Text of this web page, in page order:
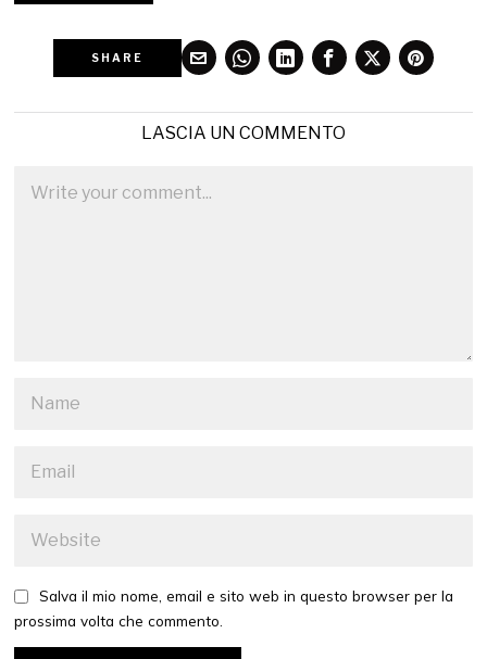
SHARE
LASCIA UN COMMENTO
Salva il mio nome, email e sito web in questo browser per la
prossima volta che commento.